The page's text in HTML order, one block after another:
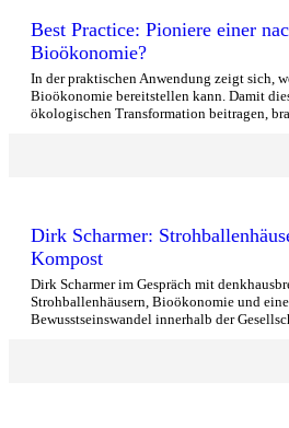
Best Practice: Pioniere einer
Bioökonomie?
In der praktischen Anwendung zeigt sich,
Bioökonomie bereitstellen kann. Damit
ökologischen Transformation beitragen,
Dirk Scharmer:
Kompost
Dirk Scharmer im Gespräch mit
Strohballenhäusern, Bioökonomie und
Bewusstseinswandel innerhalb der